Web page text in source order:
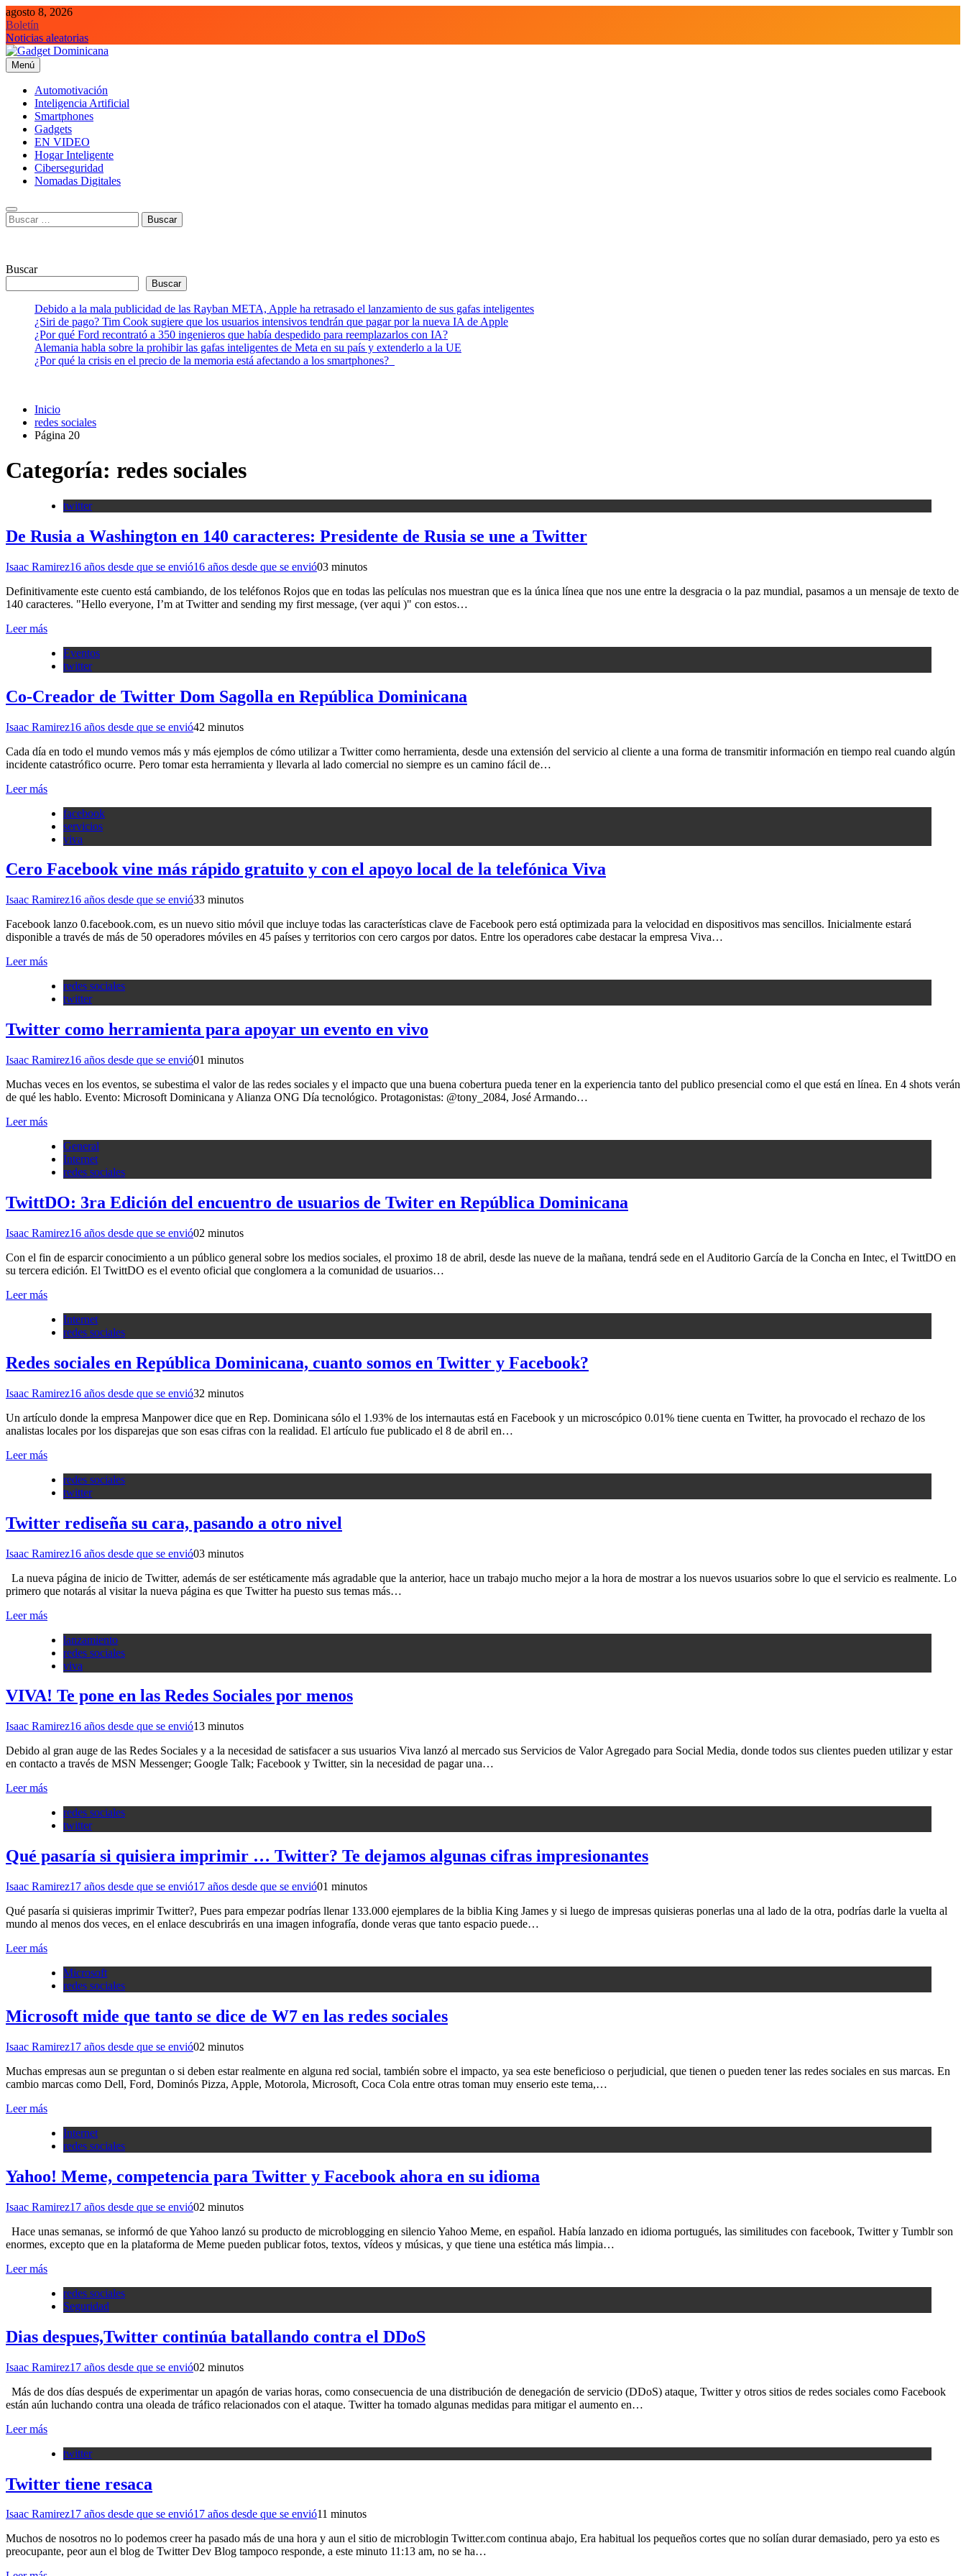
Saltar
al
contenido
agosto 8, 2026
Boletín
Noticias aleatorias
Gadget Dominicana
Gadgets, Autos y Tecnología de consumo
Menú
Automotivación
Inteligencia Artificial
Smartphones
Gadgets
EN VIDEO
Hogar Inteligente
Ciberseguridad
Nomadas Digitales
Buscar:
Buscar
Buscar
Debido a la mala publicidad de las Rayban META, Apple ha retrasado el lanzamiento de sus gafas inteligentes
¿Siri de pago? Tim Cook sugiere que los usuarios intensivos tendrán que pagar por la nueva IA de Apple
¿Por qué Ford recontrató a 350 ingenieros que había despedido para reemplazarlos con IA?
Alemania habla sobre la prohibir las gafas inteligentes de Meta en su país y extenderlo a la UE
¿Por qué la crisis en el precio de la memoria está afectando a los smartphones?
Inicio
redes sociales
Página 20
Categoría: redes sociales
twitter
De Rusia a Washington en 140 caracteres: Presidente de Rusia se une a Twitter
Isaac Ramirez16 años desde que se envió16 años desde que se envió03 minutos
Definitivamente este cuento está cambiando, de los teléfonos Rojos que en todas las películas nos muestran que es la única línea que nos une entre la desgracia o la paz mundial, pasamos a un mensaje de texto de
140 caracteres. "Hello everyone, I’m at Twitter and sending my first message, (ver aqui )" con estos…
Leer más
Eventos
twitter
Co-Creador de Twitter Dom Sagolla en República Dominicana
Isaac Ramirez16 años desde que se envió42 minutos
Cada día en todo el mundo vemos más y más ejemplos de cómo utilizar a Twitter como herramienta, desde una extensión del servicio al cliente a una forma de transmitir información en tiempo real cuando algún
incidente catastrófico ocurre. Pero tomar esta herramienta y llevarla al lado comercial no siempre es un camino fácil de…
Leer más
facebook
servicios
viva
Cero Facebook vine más rápido gratuito y con el apoyo local de la telefónica Viva
Isaac Ramirez16 años desde que se envió33 minutos
Facebook lanzo 0.facebook.com, es un nuevo sitio móvil que incluye todas las características clave de Facebook pero está optimizada para la velocidad en dispositivos mas sencillos. Inicialmente estará
disponible a través de más de 50 operadores móviles en 45 países y territorios con cero cargos por datos. Entre los operadores cabe destacar la empresa Viva…
Leer más
redes sociales
twitter
Twitter como herramienta para apoyar un evento en vivo
Isaac Ramirez16 años desde que se envió01 minutos
Muchas veces en los eventos, se subestima el valor de las redes sociales y el impacto que una buena cobertura pueda tener en la experiencia tanto del publico presencial como el que está en línea. En 4 shots verán
de qué les hablo. Evento: Microsoft Dominicana y Alianza ONG Día tecnológico. Protagonistas: @tony_2084, José Armando…
Leer más
General
Internet
redes sociales
TwittDO: 3ra Edición del encuentro de usuarios de Twiter en República Dominicana
Isaac Ramirez16 años desde que se envió02 minutos
Con el fin de esparcir conocimiento a un público general sobre los medios sociales, el proximo 18 de abril, desde las nueve de la mañana, tendrá sede en el Auditorio García de la Concha en Intec, el TwittDO en
su tercera edición. El TwittDO es el evento oficial que conglomera a la comunidad de usuarios…
Leer más
Internet
redes sociales
Redes sociales en República Dominicana, cuanto somos en Twitter y Facebook?
Isaac Ramirez16 años desde que se envió32 minutos
Un artículo donde la empresa Manpower dice que en Rep. Dominicana sólo el 1.93% de los internautas está en Facebook y un microscópico 0.01% tiene cuenta en Twitter, ha provocado el rechazo de los
analistas locales por los disparejas que son esas cifras con la realidad. El artículo fue publicado el 8 de abril en…
Leer más
redes sociales
twitter
Twitter rediseña su cara, pasando a otro nivel
Isaac Ramirez16 años desde que se envió03 minutos
La nueva página de inicio de Twitter, además de ser estéticamente más agradable que la anterior, hace un trabajo mucho mejor a la hora de mostrar a los nuevos usuarios sobre lo que el servicio es realmente. Lo
primero que notarás al visitar la nueva página es que Twitter ha puesto sus temas más…
Leer más
lanzamiento
redes sociales
viva
VIVA! Te pone en las Redes Sociales por menos
Isaac Ramirez16 años desde que se envió13 minutos
Debido al gran auge de las Redes Sociales y a la necesidad de satisfacer a sus usuarios Viva lanzó al mercado sus Servicios de Valor Agregado para Social Media, donde todos sus clientes pueden utilizar y estar
en contacto a través de MSN Messenger; Google Talk; Facebook y Twitter, sin la necesidad de pagar una…
Leer más
redes sociales
twitter
Qué pasaría si quisiera imprimir … Twitter? Te dejamos algunas cifras impresionantes
Isaac Ramirez17 años desde que se envió17 años desde que se envió01 minutos
Qué pasaría si quisieras imprimir Twitter?, Pues para empezar podrías llenar 133.000 ejemplares de la biblia King James y si luego de impresas quisieras ponerlas una al lado de la otra, podrías darle la vuelta al
mundo al menos dos veces, en el enlace descubrirás en una imagen infografía, donde veras que tanto espacio puede…
Leer más
Microsoft
redes sociales
Microsoft mide que tanto se dice de W7 en las redes sociales
Isaac Ramirez17 años desde que se envió02 minutos
Muchas empresas aun se preguntan o si deben estar realmente en alguna red social, también sobre el impacto, ya sea este beneficioso o perjudicial, que tienen o pueden tener las redes sociales en sus marcas. En
cambio marcas como Dell, Ford, Dominós Pizza, Apple, Motorola, Microsoft, Coca Cola entre otras toman muy enserio este tema,…
Leer más
Internet
redes sociales
Yahoo! Meme, competencia para Twitter y Facebook ahora en su idioma
Isaac Ramirez17 años desde que se envió02 minutos
Hace unas semanas, se informó de que Yahoo lanzó su producto de microblogging en silencio Yahoo Meme, en español. Había lanzado en idioma portugués, las similitudes con facebook, Twitter y Tumblr son
enormes, excepto que en la plataforma de Meme pueden publicar fotos, textos, vídeos y músicas, y que tiene una estética más limpia…
Leer más
redes sociales
Seguridad
Dias despues,Twitter continúa batallando contra el DDoS
Isaac Ramirez17 años desde que se envió02 minutos
Más de dos días después de experimentar un apagón de varias horas, como consecuencia de una distribución de denegación de servicio (DDoS) ataque, Twitter y otros sitios de redes sociales como Facebook
están aún luchando contra una oleada de tráfico relacionados con el ataque. Twitter ha tomado algunas medidas para mitigar el aumento en…
Leer más
twitter
Twitter tiene resaca
Isaac Ramirez17 años desde que se envió17 años desde que se envió11 minutos
Muchos de nosotros no lo podemos creer ha pasado más de una hora y aun el sitio de microblogin Twitter.com continua abajo, Era habitual los pequeños cortes que no solían durar demasiado, pero ya esto es
preocupante, peor aun el blog de Twitter Dev Blog tampoco responde, a este minuto 11:13 am, no se ha…